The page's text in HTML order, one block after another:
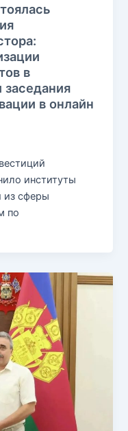
в
в онлайн
институты
из сферы
по